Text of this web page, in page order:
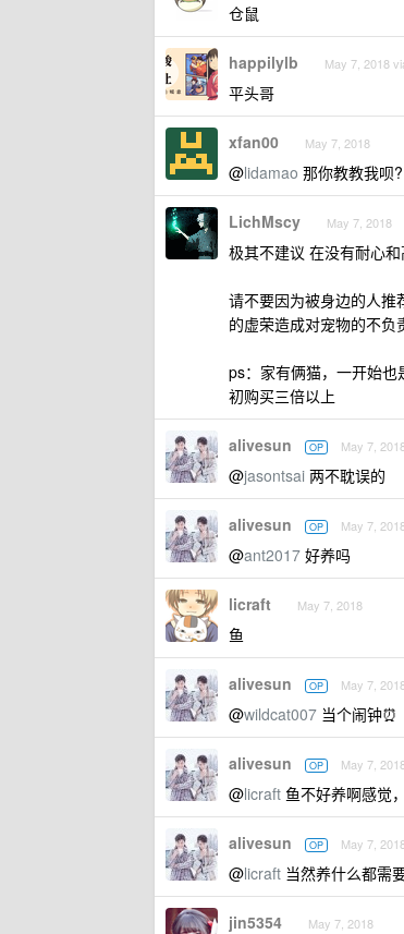
仓鼠
happilylb May 7, 2018
平头哥
xfan00 May 7, 2018
@lidamao 那你教教我呗?
LichMscy May 7, 2018
极其不建议 在没有耐心
请不要因为被身边的人推
的虚荣造成对宠物的不
ps：家有俩猫，一开始
初购买三倍以上
alivesun OP May 7,
@jasontsai 两不耽误的
alivesun OP May 7,
@ant2017 好养吗
licraft May 7, 2018
鱼
alivesun OP May 7,
@wildcat007 当个闹钟⏰
alivesun OP May 7,
@licraft 鱼不好养啊感觉
alivesun OP May 7,
@licraft 当然养什么都需
jin5354 May 7, 2018